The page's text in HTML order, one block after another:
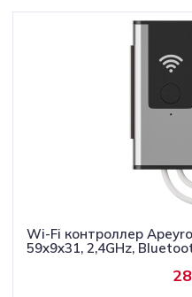
Wi-Fi контроллер
59x9x31, 2,4GHz,